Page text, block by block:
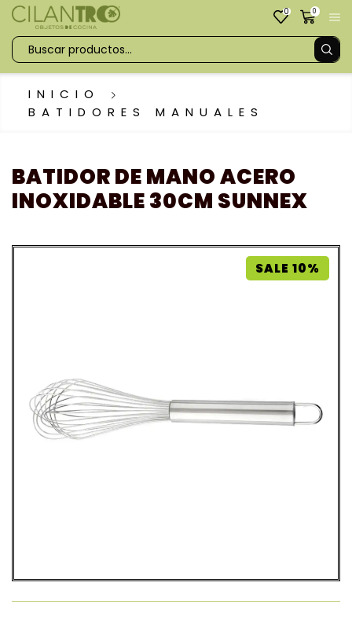
0 0
INICIO
BATIDORES MANUALES
BATIDOR DE MANO ACERO
INOXIDABLE 30CM SUNNEX
SALE 10%